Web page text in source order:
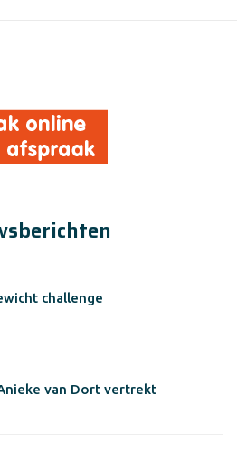
challenge
van Dort vertrekt